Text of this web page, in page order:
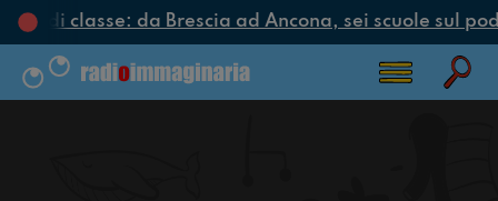
di classe: da Brescia ad Ancona, sei scuole sul